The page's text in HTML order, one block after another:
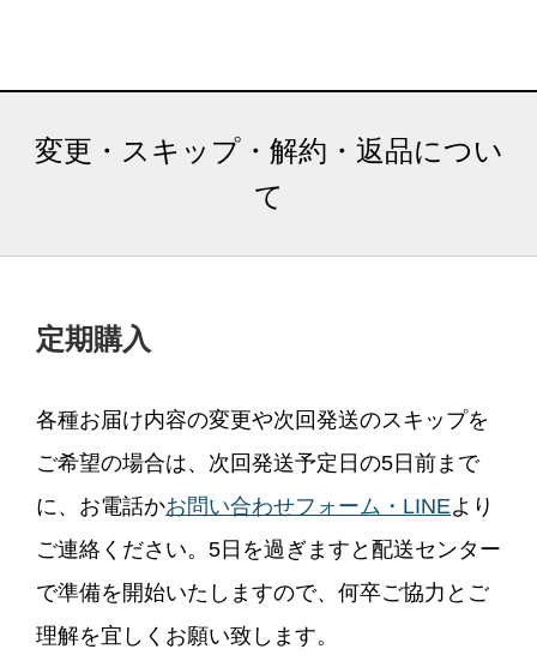
変更・スキップ・解約・返品につい
て
定期購入
各種お届け内容の変更や次回発送のスキップを
ご希望の場合は、次回発送予定日の5日前まで
に、お電話かお問い合わせフォーム・LINEより
ご連絡ください。5日を過ぎますと配送センター
で準備を開始いたしますので、何卒ご協力とご
理解を宜しくお願い致します。